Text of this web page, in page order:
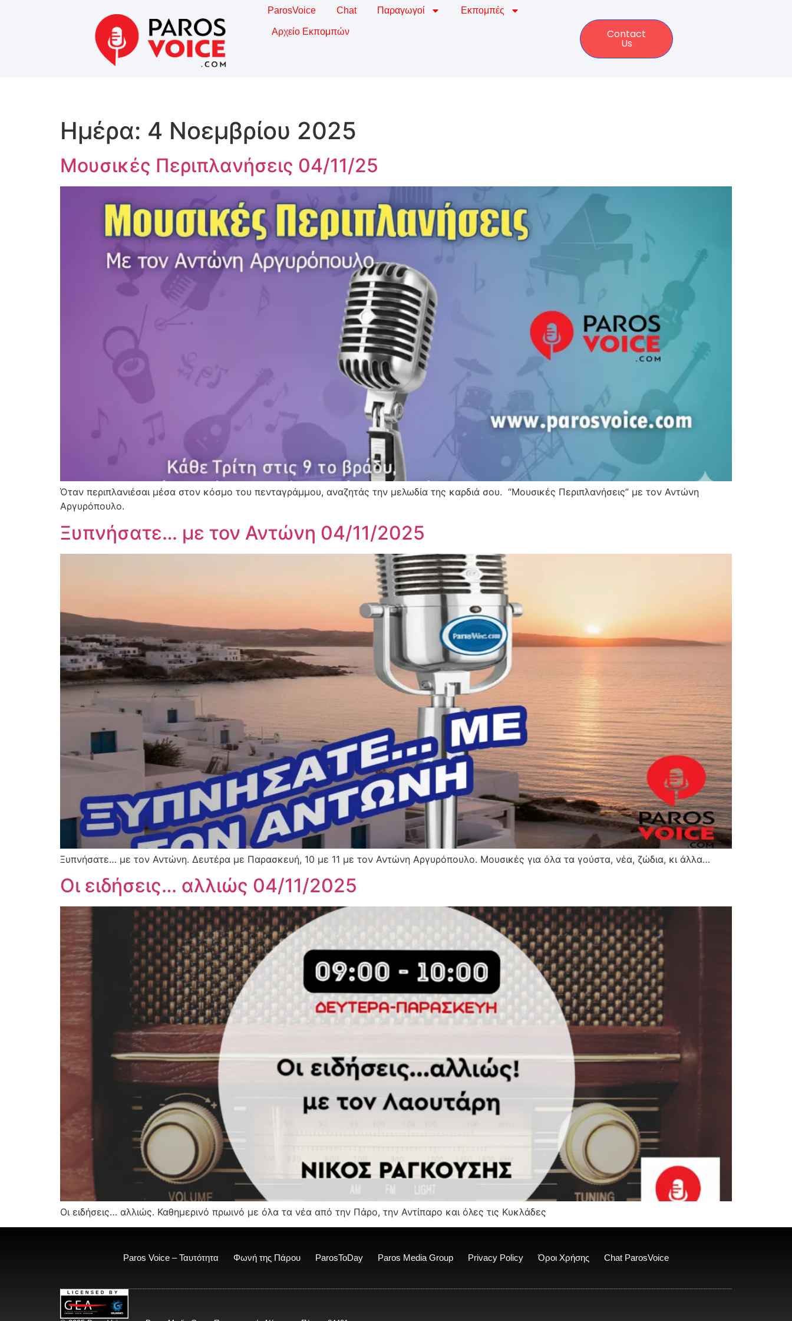
ParosVoice Chat Παραγωγοί Εκπομπές
Αρχείο Εκπομπών Contact
Us
Ημέρα: 4 Νοεμβρίου 2025
Μουσικές Περιπλανήσεις 04/11/25
Όταν περιπλανιέσαι μέσα στον κόσμο του πενταγράμμου, αναζητάς την μελωδία της καρδιά σου. “Μουσικές Περιπλανήσεις” με τον Αντώνη
Αργυρόπουλο.
Ξυπνήσατε… με τον Αντώνη 04/11/2025
Ξυπνήσατε… με τον Αντώνη. Δευτέρα με Παρασκευή, 10 με 11 με τον Αντώνη Αργυρόπουλο. Μουσικές για όλα τα γούστα, νέα, ζώδια, κι άλλα…
Οι ειδήσεις… αλλιώς 04/11/2025
Οι ειδήσεις… αλλιώς. Καθημερινό πρωινό με όλα τα νέα από την Πάρο, την Αντίπαρο και όλες τις Κυκλάδες
Paros Voice – Ταυτότητα Φωνή της Πάρου ParosToDay Paros Media Group Privacy Policy Όροι Χρήσης Chat ParosVoice